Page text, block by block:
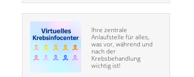
Ihre zentrale
Anlaufstelle für alles,
was vor, während und
nach der
Krebsbehandlung
wichtig ist!